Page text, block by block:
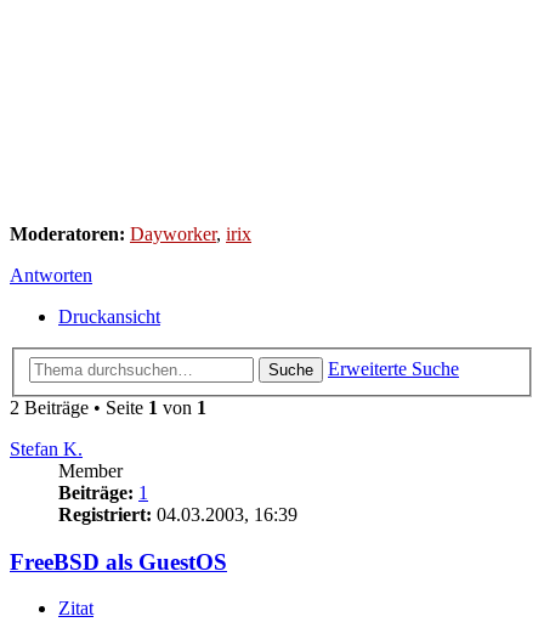
Moderatoren: Dayworker, irix
Antworten
Druckansicht
Suche
Erweiterte Suche
2 Beiträge • Seite 1 von 1
Stefan K.
Member
Beiträge: 1
Registriert: 04.03.2003, 16:39
FreeBSD als GuestOS
Zitat